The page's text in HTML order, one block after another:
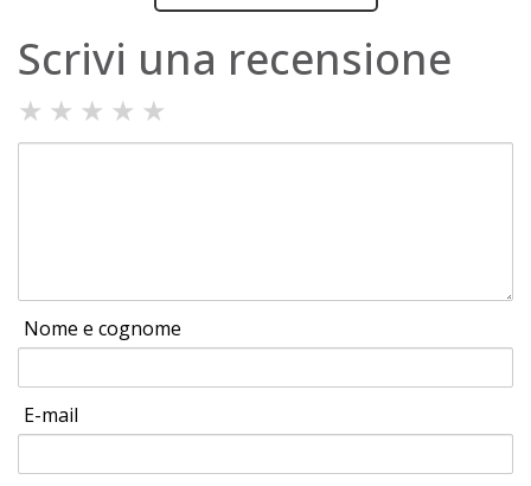
Scrivi una recensione
★ ★ ★ ★ ★
Nome e cognome
E-mail